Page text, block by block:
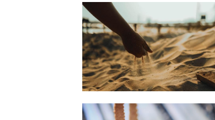
Image
Image